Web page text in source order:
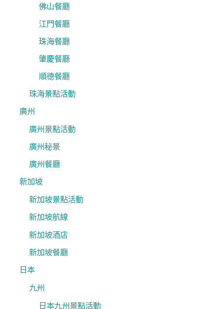
佛山餐廳
江門餐廳
珠海餐廳
肇慶餐廳
順德餐廳
珠海景點活動
廣州
廣州景點活動
廣州秘景
廣州餐廳
新加坡
新加坡景點活動
新加坡航線
新加坡酒店
新加坡餐廳
日本
九州
日本九州景點活動